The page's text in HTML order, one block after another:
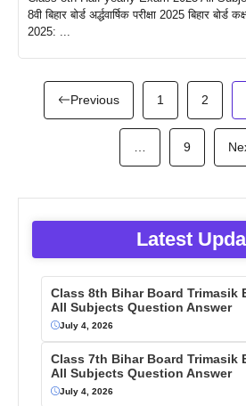
8वी बिहार बोर्ड अर्द्धवार्षिक परीक्षा 2025 बिहार बोर्ड
2025: ...
Previous 1 2
9
Latest
Class 8th Bihar Board Trimasik
All Subjects Question Answer
July 4, 2026
Class 7th Bihar Board Trimasik
All Subjects Question Answer
July 4, 2026